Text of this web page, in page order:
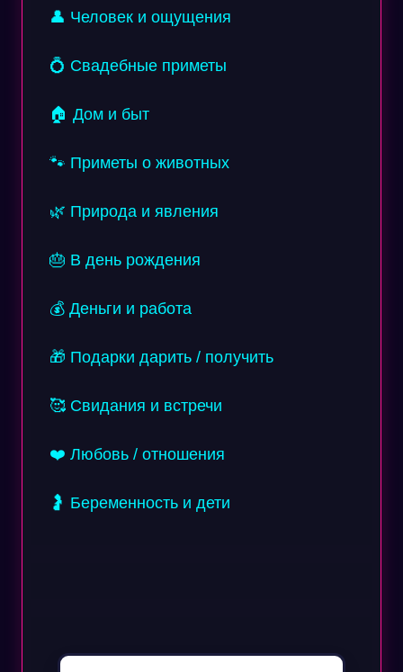
👤 Человек и ощущения
💍 Свадебные приметы
🏠 Дом и быт
🐾 Приметы о животных
🌿 Природа и явления
🎂 В день рождения
💰 Деньги и работа
🎁 Подарки дарить / получить
🥰 Свидания и встречи
❤️ Любовь / отношения
🤰 Беременность и дети